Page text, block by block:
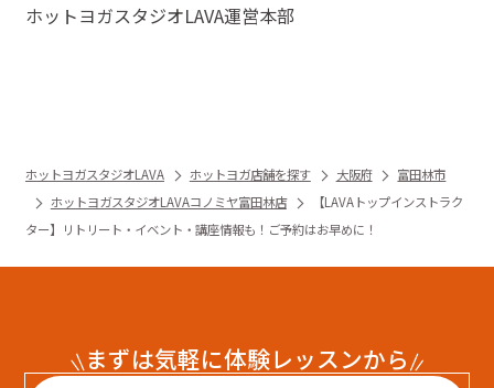
ホットヨガスタジオLAVA運営本部
ホットヨガスタジオLAVA ホットヨガ店舗を探す 大阪府
富田林市
ホットヨガスタジオLAVAコノミヤ富田林店
【LAVAトップインストラク
ター】リトリート・イベント・講座情報も！ご予約はお早めに！
まずは気軽に体験レッスンから